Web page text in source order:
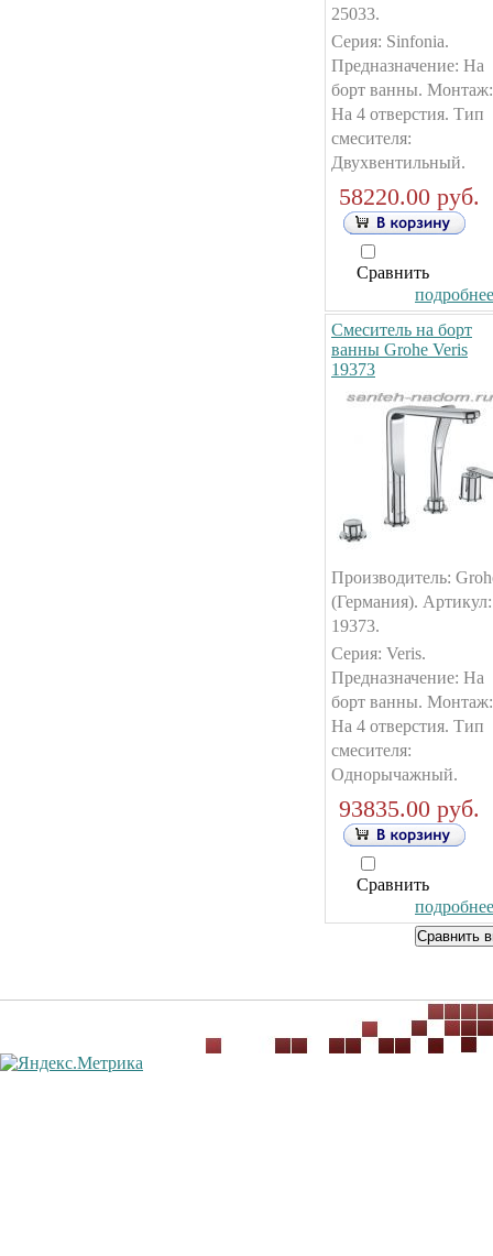
25033.
Серия: Sinfonia.
Предназначение: На
борт ванны. Монтаж:
На 4 отверстия. Тип
смесителя:
Двухвентильный.
58220.00 руб.
Сравнить
Смеситель на борт
ванны Grohe Veris
19373
Производитель:
(Германия). Артикул:
19373.
Серия: Veris.
Предназначение: На
борт ванны. Монтаж:
На 4 отверстия. Тип
смесителя:
Однорычажный.
93835.00 руб.
Сравнить